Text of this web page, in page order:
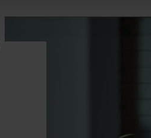
ligada. Depois
placa desliga